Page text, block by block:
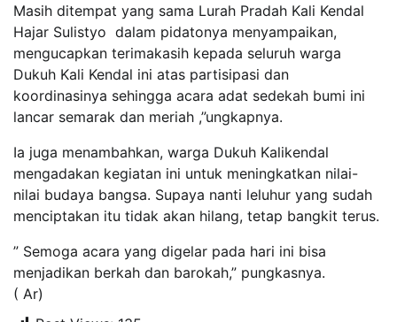
Masih ditempat yang sama Lurah Pradah Kali Kendal
Hajar Sulistyo dalam pidatonya menyampaikan,
mengucapkan terimakasih kepada seluruh warga
Dukuh Kali Kendal ini atas partisipasi dan
koordinasinya sehingga acara adat sedekah bumi ini
lancar semarak dan meriah ,”ungkapnya.
Ia juga menambahkan, warga Dukuh Kalikendal
mengadakan kegiatan ini untuk meningkatkan nilai-
nilai budaya bangsa. Supaya nanti leluhur yang sudah
menciptakan itu tidak akan hilang, tetap bangkit terus.
” Semoga acara yang digelar pada hari ini bisa
menjadikan berkah dan barokah,” pungkasnya.
( Ar)